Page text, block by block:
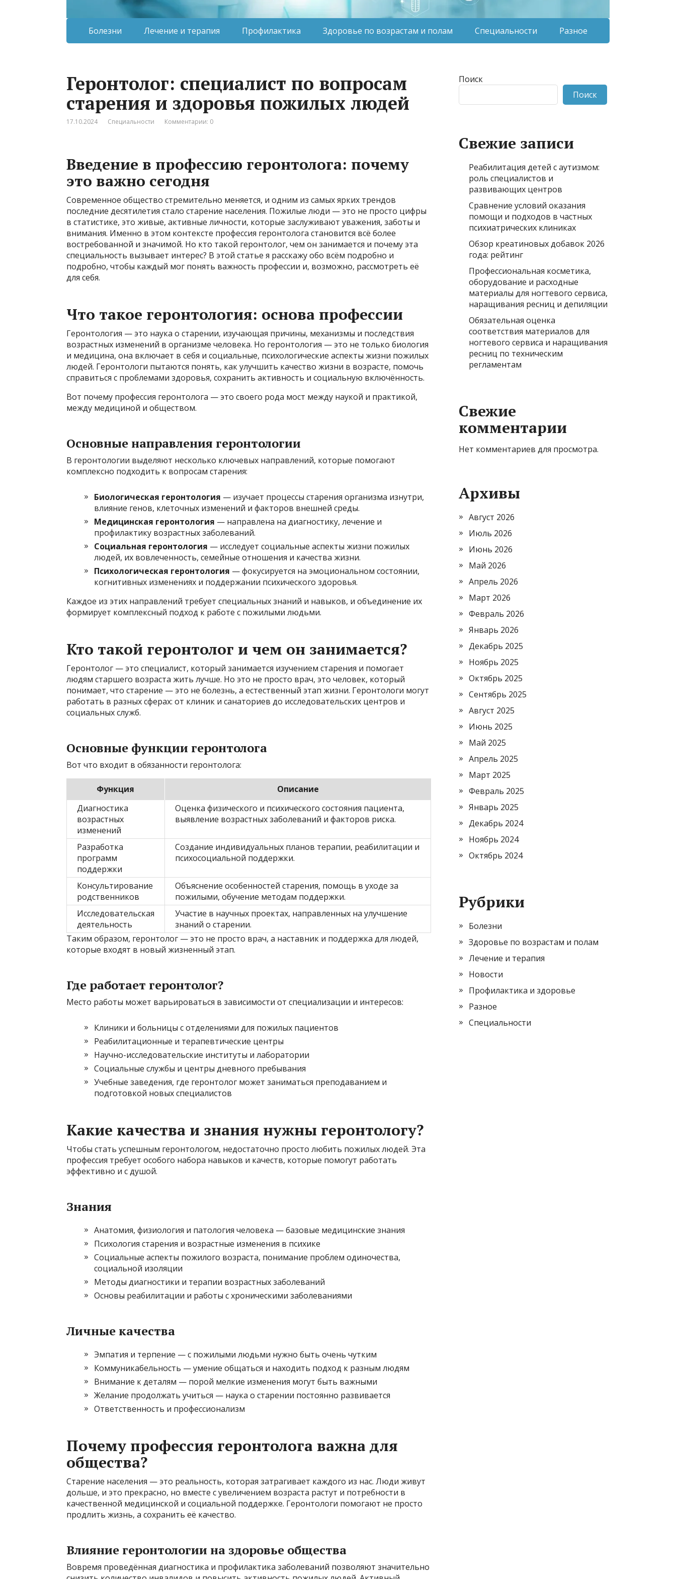
Болезни Лечение и терапия Профилактика Здоровье по возрастам и полам Специальности Разное
Геронтолог: специалист по вопросам
старения и здоровья пожилых людей
17.10.2024 Специальности Комментарии: 0
Введение в профессию геронтолога: почему
это важно сегодня
Современное общество стремительно меняется, и одним из самых ярких трендов
последние десятилетия стало старение населения. Пожилые люди — это не просто цифры
в статистике, это живые, активные личности, которые заслуживают уважения, заботы и
внимания. Именно в этом контексте профессия геронтолога становится всё более
востребованной и значимой. Но кто такой геронтолог, чем он занимается и почему эта
специальность вызывает интерес? В этой статье я расскажу обо всём подробно и
подробно, чтобы каждый мог понять важность профессии и, возможно, рассмотреть её
для себя.
Что такое геронтология: основа профессии
Геронтология — это наука о старении, изучающая причины, механизмы и последствия
возрастных изменений в организме человека. Но геронтология — это не только биология
и медицина, она включает в себя и социальные, психологические аспекты жизни пожилых
людей. Геронтологи пытаются понять, как улучшить качество жизни в возрасте, помочь
справиться с проблемами здоровья, сохранить активность и социальную включённость.
Вот почему профессия геронтолога — это своего рода мост между наукой и практикой,
между медициной и обществом.
Основные направления геронтологии
В геронтологии выделяют несколько ключевых направлений, которые помогают
комплексно подходить к вопросам старения:
Биологическая геронтология — изучает процессы старения организма изнутри,
влияние генов, клеточных изменений и факторов внешней среды.
Медицинская геронтология — направлена на диагностику, лечение и
профилактику возрастных заболеваний.
Социальная геронтология — исследует социальные аспекты жизни пожилых
людей, их вовлеченность, семейные отношения и качества жизни.
Психологическая геронтология — фокусируется на эмоциональном состоянии,
когнитивных изменениях и поддержании психического здоровья.
Каждое из этих направлений требует специальных знаний и навыков, и объединение их
формирует комплексный подход к работе с пожилыми людьми.
Кто такой геронтолог и чем он занимается?
Геронтолог — это специалист, который занимается изучением старения и помогает
людям старшего возраста жить лучше. Но это не просто врач, это человек, который
понимает, что старение — это не болезнь, а естественный этап жизни. Геронтологи могут
работать в разных сферах: от клиник и санаториев до исследовательских центров и
социальных служб.
Основные функции геронтолога
Вот что входит в обязанности геронтолога:
Функция
Описание
Диагностика
возрастных
изменений
Оценка физического и психического состояния пациента,
выявление возрастных заболеваний и факторов риска.
Разработка
программ
поддержки
Создание индивидуальных планов терапии, реабилитации и
психосоциальной поддержки.
Консультирование
родственников
Объяснение особенностей старения, помощь в уходе за
пожилыми, обучение методам поддержки.
Исследовательская
деятельность
Участие в научных проектах, направленных на улучшение
знаний о старении.
Таким образом, геронтолог — это не просто врач, а наставник и поддержка для людей,
которые входят в новый жизненный этап.
Где работает геронтолог?
Место работы может варьироваться в зависимости от специализации и интересов:
Клиники и больницы с отделениями для пожилых пациентов
Реабилитационные и терапевтические центры
Научно-исследовательские институты и лаборатории
Социальные службы и центры дневного пребывания
Учебные заведения, где геронтолог может заниматься преподаванием и
подготовкой новых специалистов
Какие качества и знания нужны геронтологу?
Чтобы стать успешным геронтологом, недостаточно просто любить пожилых людей. Эта
профессия требует особого набора навыков и качеств, которые помогут работать
эффективно и с душой.
Знания
Анатомия, физиология и патология человека — базовые медицинские знания
Психология старения и возрастные изменения в психике
Социальные аспекты пожилого возраста, понимание проблем одиночества,
социальной изоляции
Методы диагностики и терапии возрастных заболеваний
Основы реабилитации и работы с хроническими заболеваниями
Личные качества
Эмпатия и терпение — с пожилыми людьми нужно быть очень чутким
Коммуникабельность — умение общаться и находить подход к разным людям
Внимание к деталям — порой мелкие изменения могут быть важными
Желание продолжать учиться — наука о старении постоянно развивается
Ответственность и профессионализм
Почему профессия геронтолога важна для
общества?
Старение населения — это реальность, которая затрагивает каждого из нас. Люди живут
дольше, и это прекрасно, но вместе с увеличением возраста растут и потребности в
качественной медицинской и социальной поддержке. Геронтологи помогают не просто
продлить жизнь, а сохранить её качество.
Влияние геронтологии на здоровье общества
Вовремя проведённая диагностика и профилактика заболеваний позволяют значительно
Поиск
Поиск
Свежие записи
Реабилитация детей с аутизмом:
роль специалистов и
развивающих центров
Сравнение условий оказания
помощи и подходов в частных
психиатрических клиниках
Обзор креатиновых добавок 2026
года: рейтинг
Профессиональная косметика,
оборудование и расходные
материалы для ногтевого сервиса,
наращивания ресниц и депиляции
Обязательная оценка
соответствия материалов для
ногтевого сервиса и наращивания
ресниц по техническим
регламентам
Свежие
комментарии
Нет комментариев для просмотра.
Архивы
Август 2026
Июль 2026
Июнь 2026
Май 2026
Апрель 2026
Март 2026
Февраль 2026
Январь 2026
Декабрь 2025
Ноябрь 2025
Октябрь 2025
Сентябрь 2025
Август 2025
Июнь 2025
Май 2025
Апрель 2025
Март 2025
Февраль 2025
Январь 2025
Декабрь 2024
Ноябрь 2024
Октябрь 2024
Рубрики
Болезни
Здоровье по возрастам и полам
Лечение и терапия
Новости
Профилактика и здоровье
Разное
Специальности